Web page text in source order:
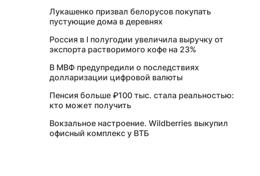
Лукашенко призвал белорусов покупать
пустующие дома в деревнях
Россия в I полугодии увеличила выручку от
экспорта растворимого кофе на 23%
В МВФ предупредили о последствиях
долларизации цифровой валюты
Пенсия больше ₽100 тыс. стала реальностью:
кто может получить
Вокзальное настроение. Wildberries выкупил
офисный комплекс у ВТБ